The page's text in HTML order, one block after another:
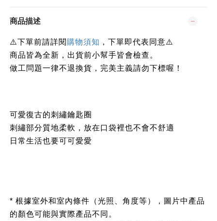
商品描述
⚠️下單前請詳閱 購物須知 ，下單即代表同意⚠️
商品皆為全新，出貨前小幫手皆會檢查。
做工問題一律不退換貨，完美主義請勿下標喔！
可愛復古的刺繡鑰匙圈
刺繡部分質地柔軟，放在口袋裡也不會不舒適
日常生活也要可可愛愛
* 根據室外和室內條件（光照、角度等），圖片中產品
的顏色可能與實際產品不同。